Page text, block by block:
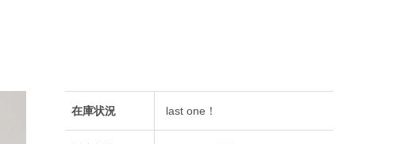
在庫状況 last one！